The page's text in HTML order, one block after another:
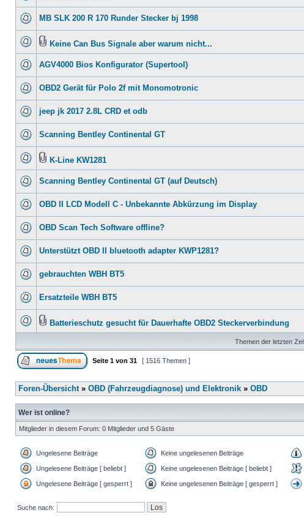
MB SLK 200 R 170 Runder Stecker bj 1998
Keine Can Bus Signale aber warum nicht...
AGV4000 Bios Konfigurator (Supertool)
OBD2 Gerät für Polo 2f mit Monomotronic
jeep jk 2017 2.8L CRD et odb
Scanning Bentley Continental GT
K-Line KW1281
Scanning Bentley Continental GT (auf Deutsch)
OBD II LCD Modell C - Unbekannte Abkürzung im Display
OBD Scan Tech Software offline?
Unterstützt OBD II bluetooth adapter KWP1281?
gebrauchten WBH BT5
Ersatzteile WBH BT5
Batterieschutz gesucht für Dauerhafte OBD2 Steckerverbindung
Themen der letzten
Seite 1 von 31 [ 1516 Themen ]
Foren-Übersicht» OBD (Fahrzeugdiagnose) und Elektronik » OBD
Wer ist online?
Mitglieder in diesem Forum: 0 Mitglieder und 5 Gäste
Ungelesene Beiträge Keine ungelesenen Beiträge
Ungelesene Beiträge [ beliebt ] Keine ungelesenen Beiträge [ beliebt ]
Ungelesene Beiträge [ gesperrt ] Keine ungelesenen Beiträge [ gesperrt ]
Suche nach: